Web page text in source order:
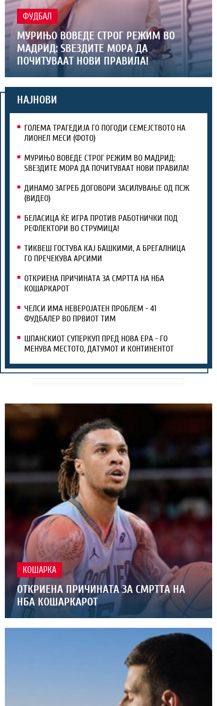
ФУДБАЛ
МУРИЊО ВОВЕДЕ СТРОГ РЕЖИМ ВО
МАДРИД: ЅВЕЗДИТЕ МОРА ДА
ПОЧИТУВААТ НОВИ ПРАВИЛА!
НАЈНОВИ
ГОЛЕМА ТРАГЕДИЈА ГО ПОГОДИ СЕМЕЈСТВОТО НА
ЛИОНЕЛ МЕСИ (ФОТО)
МУРИЊО ВОВЕДЕ СТРОГ РЕЖИМ ВО МАДРИД:
ЅВЕЗДИТЕ МОРА ДА ПОЧИТУВААТ НОВИ ПРАВИЛА!
ДИНАМО ЗАГРЕБ ДОГОВОРИ ЗАСИЛУВАЊЕ ОД ПСЖ
(ВИДЕО)
БЕЛАСИЦА ЌЕ ИГРА ПРОТИВ РАБОТНИЧКИ ПОД
РЕФЛЕКТОРИ ВО СТРУМИЦА!
ТИКВЕШ ГОСТУВА КАЈ БАШКИМИ, А БРЕГАЛНИЦА
ГО ПРЕЧЕКУВА АРСИМИ
ОТКРИЕНА ПРИЧИНАТА ЗА СМРТТА НА НБА
КОШАРКАРОТ
ЧЕЛСИ ИМА НЕВЕРОЈАТЕН ПРОБЛЕМ - 41
ФУДБАЛЕР ВО ПРВИОТ ТИМ
ШПАНСКИОТ СУПЕРКУП ПРЕД НОВА ЕРА - ГО
МЕНУВА МЕСТОТО, ДАТУМОТ И КОНТИНЕНТОТ
КОШАРКА
ОТКРИЕНА ПРИЧИНАТА ЗА СМРТТА НА
НБА КОШАРКАРОТ